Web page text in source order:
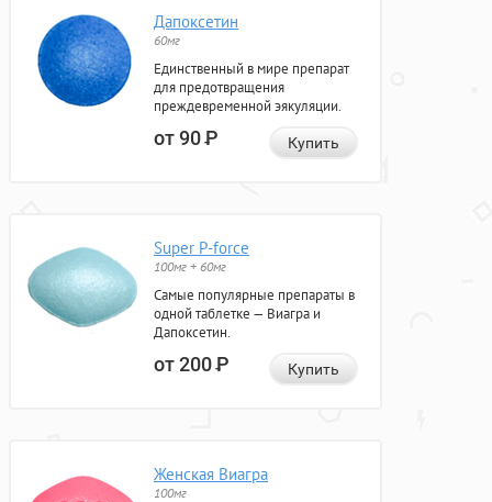
Дапоксетин
60мг
Единственный в мире препарат
для предотвращения
преждевременной эякуляции.
от 90Р Купить
Super P-force
100мг + 60мг
Самые популярные препараты в
одной таблетке — Виагра и
Дапоксетин.
от 200Р Купить
Женская Виагра
100мг